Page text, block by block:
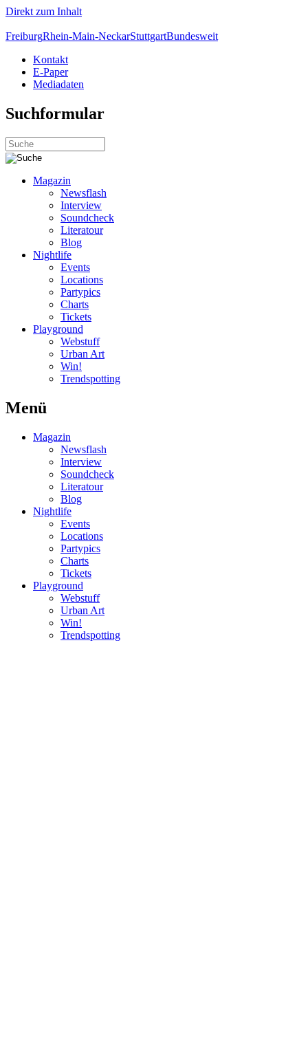
Direkt zum Inhalt
FreiburgRhein-Main-NeckarStuttgartBundesweit
Kontakt
E-Paper
Mediadaten
Suchformular
Magazin
Newsflash
Interview
Soundcheck
Literatour
Blog
Nightlife
Events
Locations
Partypics
Charts
Tickets
Playground
Webstuff
Urban Art
Win!
Trendspotting
Menü
Magazin
Newsflash
Interview
Soundcheck
Literatour
Blog
Nightlife
Events
Locations
Partypics
Charts
Tickets
Playground
Webstuff
Urban Art
Win!
Trendspotting